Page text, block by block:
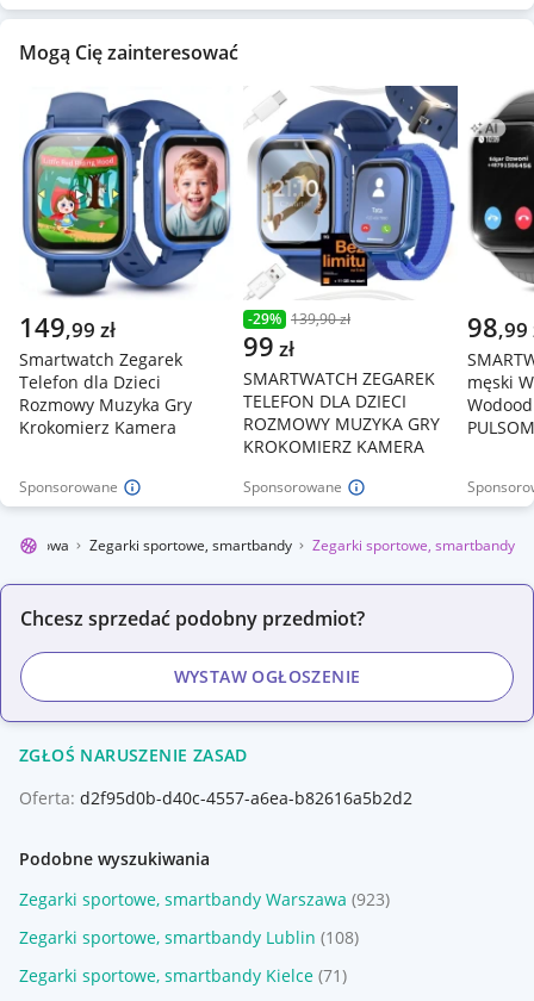
Mogą Cię zainteresować
Sponsorowane
149,99 zł
Smartwatch Zegarek
Telefon dla Dzieci
Rozmowy Muzyka Gry
Krokomierz Kamera
Sponsorowane
-29% 139,90 zł
99 zł
SMARTWATCH ZEGAREK
TELEFON DLA DZIECI
ROZMOWY MUZYKA GRY
KROKOMIERZ KAMERA
98,99
męski
sportowa Zegarki sportowe, smartbandy Zegarki sportowe, smartbandy
Chcesz sprzedać podobny przedmiot?
WYSTAW OGŁOSZENIE
ZGŁOŚ NARUSZENIE ZASAD
Oferta: d2f95d0b-d40c-4557-a6ea-b82616a5b2d2
Podobne wyszukiwania
Zegarki sportowe, smartbandy Warszawa (923)
Zegarki sportowe, smartbandy Lublin (108)
Zegarki sportowe, smartbandy Kielce (71)